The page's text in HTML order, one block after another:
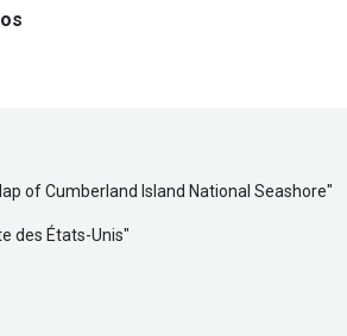
of Cumberland Island National Seashore"
des États-Unis"